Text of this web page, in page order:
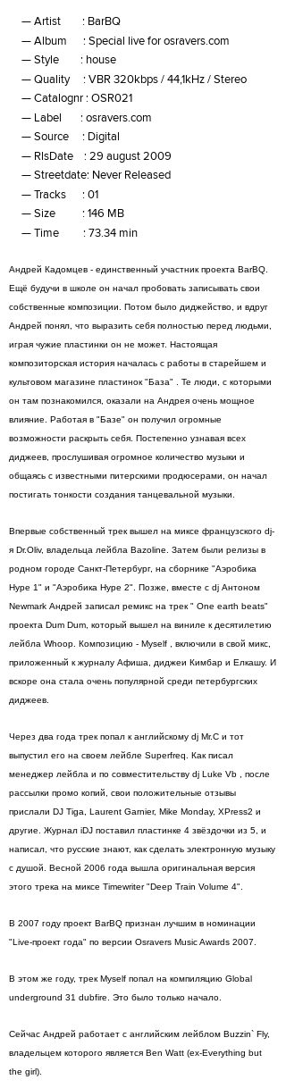
Artist : BarBQ
Album : Special live for osravers.com
Style : house
Quality : VBR 320kbps / 44,1kHz / Stereo
Catalognr : OSR021
Label : osravers.com
Source : Digital
RlsDate : 29 august 2009
Streetdate: Never Released
Tracks : 01
Size : 146 MB
Time : 73.34 min
Андрей Кадомцев - единственный участник проекта BarBQ.
Ещё будучи в школе он начал пробовать записывать свои
собственные композиции. Потом было диджейство, и вдруг
Андрей понял, что выразить себя полностью перед людьми,
играя чужие пластинки он не может. Настоящая
композиторская история началась с работы в старейшем и
культовом магазине пластинок "База" . Те люди, с которыми
он там познакомился, оказали на Андрея очень мощное
влияние. Работая в "Базе" он получил огромные
возможности раскрыть себя. Постепенно узнавая всех
диджеев, прослушивая огромное количество музыки и
общаясь с известными питерскими продюсерами, он начал
постигать тонкости создания танцевальной музыки.
Впервые собственный трек вышел на миксе французского dj-
я Dr.Oliv, владельца лейбла Bazoline. Затем были релизы в
родном городе Санкт-Петербург, на сборнике "Аэробика
Hype 1" и "Аэробика Hype 2". Позже, вместе с dj Антоном
Newmark Андрей записал ремикс на трек " One earth beats"
проекта Dum Dum, который вышел на виниле к десятилетию
лейбла Whoop. Композицию - Myself , включили в свой микс,
приложенный к журналу Афиша, диджеи Кимбар и Елкашу. И
вскоре она стала очень популярной среди петербургских
диджеев.
Через два года трек попал к английскому dj Mr.C и тот
выпустил его на своем лейбле Superfreq. Как писал
менеджер лейбла и по совместительству dj Luke Vb , после
рассылки промо копий, свои положительные отзывы
прислали DJ Tiga, Laurent Garnier, Mike Monday, XPress2 и
другие. Журнал iDJ поставил пластинке 4 звёздочки из 5, и
написал, что русские знают, как сделать электронную музыку
с душой. Весной 2006 года вышла оригинальная версия
этого трека на миксе Timewriter "Deep Train Volume 4".
В 2007 году проект BarBQ признан лучшим в номинации
"Live-проект года" по версии Osravers Music Awards 2007.
В этом же году, трек Myself попал на компиляцию Global
underground 31 dubfire. Это было только начало.
Сейчас Андрей работает с английским лейблом Buzzin` Fly,
владельцем которого является Ben Watt (ex-Everything but
the girl).